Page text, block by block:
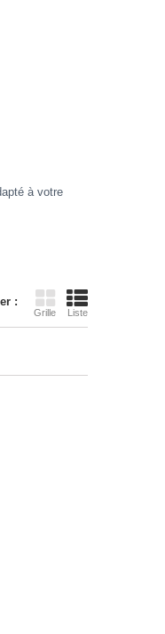
à votre
:
Grille Liste